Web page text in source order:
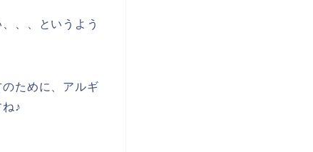
、、というよう
ために、アルギ
♪